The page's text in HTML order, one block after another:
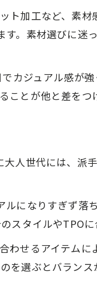
着こなし方
ーデを格上げす
立つ重ね着テク
無地Tシャツの取
性的コーデを格
潔感のある色選び
代におすすめの
流の清潔感演出術
着きカラーの選び
コーデ術
加工など、素
。素材選びに迷
カジュアル感が
とが他と差をつ
人世代には、派
になりすぎず落
スタイルやTPOに
せるアイテム
選ぶとバランス